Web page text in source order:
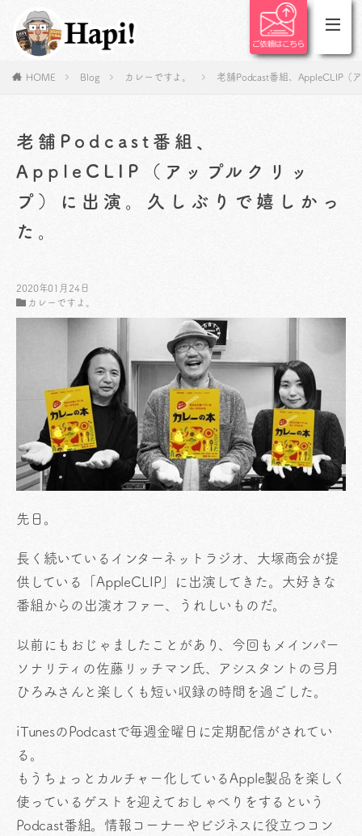
HOME Blog カレーですよ。 老舗Podcast番組、AppleCLIP（
老舗Podcast番組、
AppleCLIP（アップルクリッ
プ）に出演。久しぶりで嬉しかっ
た。
2020年01月24日
カレーですよ。
先日。
長く続いているインターネットラジオ、大塚商会が提
供している「AppleCLIP」に出演してきた。大好きな
番組からの出演オファー、うれしいものだ。
以前にもおじゃましたことがあり、今回もメインパー
ソナリティの佐藤リッチマン氏、アシスタントの弓月
ひろみさんと楽しくも短い収録の時間を過ごした。
iTunesのPodcastで毎週金曜日に定期配信がされてい
る。
もうちょっとカルチャー化しているApple製品を楽しく
使っているゲストを迎えておしゃべりをするという
Podcast番組。情報コーナーやビジネスに役立つコン